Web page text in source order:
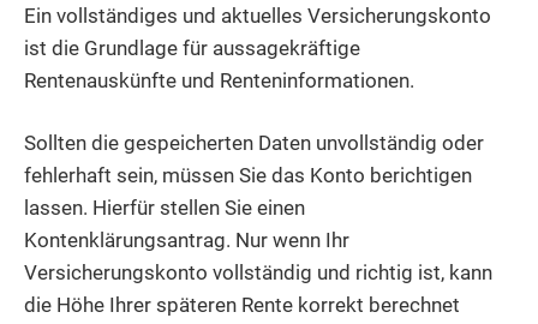
Ein vollständiges und aktuelles Versicherungskonto
ist die Grundlage für aussagekräftige
Rentenauskünfte und Renteninformationen.
Sollten die gespeicherten Daten unvollständig oder
fehlerhaft sein, müssen Sie das Konto berichtigen
lassen. Hierfür stellen Sie einen
Kontenklärungsantrag. Nur wenn Ihr
Versicherungskonto vollständig und richtig ist, kann
die Höhe Ihrer späteren Rente korrekt berechnet